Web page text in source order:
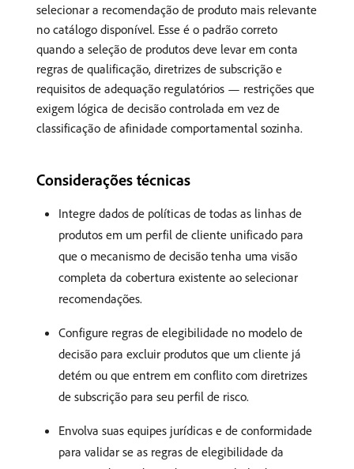
selecionar a recomendação de produto mais relevante
no catálogo disponível. Esse é o padrão correto
quando a seleção de produtos deve levar em conta
regras de qualificação, diretrizes de subscrição e
requisitos de adequação regulatórios — restrições que
exigem lógica de decisão controlada em vez de
classificação de afinidade comportamental sozinha.
Considerações técnicas
Integre dados de políticas de todas as linhas de
produtos em um perfil de cliente unificado para
que o mecanismo de decisão tenha uma visão
completa da cobertura existente ao selecionar
recomendações.
Configure regras de elegibilidade no modelo de
decisão para excluir produtos que um cliente já
detém ou que entrem em conflito com diretrizes
de subscrição para seu perfil de risco.
Envolva suas equipes jurídicas e de conformidade
para validar se as regras de elegibilidade da